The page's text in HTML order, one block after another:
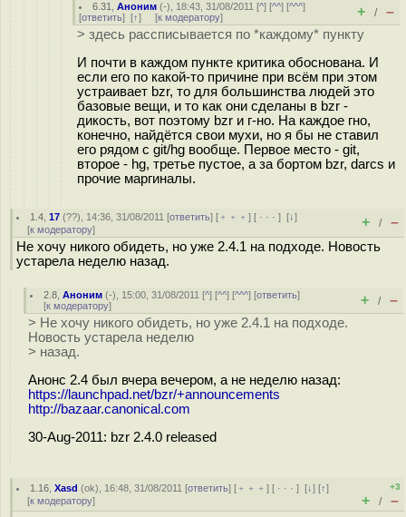
6.31 ,Аноним (-), 18:43, 31/08/2011 [^] [^^] [^^^]
[ответить] [↑] [к модератору] + / –
> здесь рассписывается по *каждому* пункту
И почти в каждом пункте критика обоснована. И
если его по какой-то причине при всём при этом
устраивает bzr, то для большинства людей это
базовые вещи, и то как они сделаны в bzr -
дикость, вот поэтому bzr и г-но. На каждое гно,
конечно, найдётся свои мухи, но я бы не ставил
его рядом с git/hg вообще. Первое место - git,
второе - hg, третье пустое, а за бортом bzr, darcs и
прочие маргиналы.
1.4 ,17 (??), 14:36, 31/08/2011 [ответить] [ ﹢﹢﹢] [ · · ·][↓]
[к модератору] + / –
Не хочу никого обидеть, но уже 2.4.1 на подходе. Новость
устарела неделю назад.
2.8 ,Аноним (-), 15:00, 31/08/2011 [^] [^^] [^^^] [ответить]
[к модератору] + / –
> Не хочу никого обидеть, но уже 2.4.1 на подходе.
Новость устарела неделю
> назад.
Анонс 2.4 был вчера вечером, а не неделю назад:
https://launchpad.net/bzr/+announcements
http://bazaar.canonical.com
30-Aug-2011: bzr 2.4.0 released
1.16 ,Xasd (ok), 16:48, 31/08/2011 [ответить] [ ﹢﹢﹢] [ · · ·][↓] [↑]
[к модератору]
+3
+ / –